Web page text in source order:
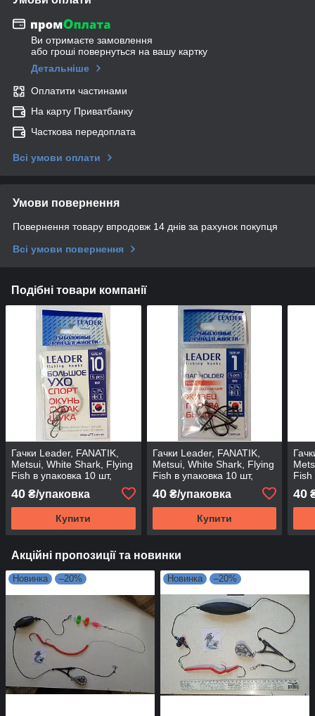
Ви отримаєте замовлення
або гроші повернуться на вашу картку
Детальніше
Оплатити частинами
На карту Приватбанку
Часткова передоплата
Всі умови оплати
Умови повернення
Повернення товару впродовж 14 днів за рахунок покупця
Всі умови повернення
Подібні товари компанії
Гачки Leader, FANATIK,
Metsui, White Shark, Flying
Fish в упаковка 10 шт,
40 ₴/упаковка
Купити
Гачки Leader, FANATIK,
Metsui, White Shark, Flying
Fish в упаковка 10 шт,
BAITHOLDER (Плюс), 10
40₴/упаковка
Купити
Fish
40
Акційні пропозиції та новинки
Новинка –20% Новинка –20%